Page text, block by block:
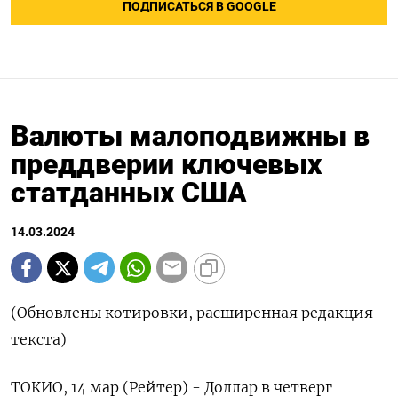
ПОДПИСАТЬСЯ В GOOGLE
Валюты малоподвижны в
преддверии ключевых
статданных США
14.03.2024
(Обновлены котировки, расширенная редакция
текста)
ТОКИО, 14 мар (Рейтер) - Доллар в четверг